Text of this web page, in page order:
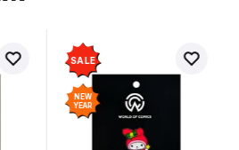
SALE
NEW
YEAR